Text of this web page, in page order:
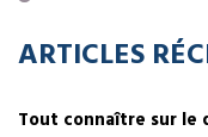
ARTICLES
Tout connaître sur le